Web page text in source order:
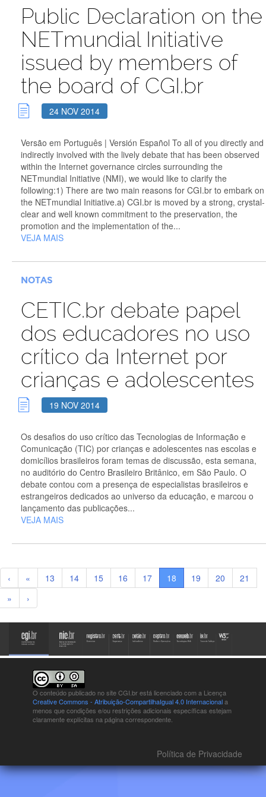
Public Declaration on the
NETmundial Initiative
issued by members of
the board of CGI.br
24 NOV 2014
Versão em Português | Versión Español To all of you directly and
indirectly involved with the lively debate that has been observed
within the Internet governance circles surrounding the
NETmundial Initiative (NMI), we would like to clarify the
following:1) There are two main reasons for CGI.br to embark on
the NETmundial Initiative.a) CGI.br is moved by a strong, crystal-
clear and well known commitment to the preservation, the
promotion and the implementation of the...
VEJA MAIS
NOTAS
CETIC.br debate papel
dos educadores no uso
crítico da Internet por
crianças e adolescentes
19 NOV 2014
Os desafios do uso crítico das Tecnologias de Informação e
Comunicação (TIC) por crianças e adolescentes nas escolas e
domicílios brasileiros foram temas de discussão, esta semana,
no auditório do Centro Brasileiro Britânico, em São Paulo. O
debate contou com a presença de especialistas brasileiros e
estrangeiros dedicados ao universo da educação, e marcou o
lançamento das publicações...
VEJA MAIS
‹ « 13 14 15 16 17 18 19 20
21
»
›
O conteúdo publicado no site CGI.br está licenciado com a Licença
Creative Commons - Atribuição-CompartilhaIgual 4.0 Internacionala
menos que condições e/ou restrições adicionais específicas estejam
claramente explícitas na página correspondente.
Política de Privacidade